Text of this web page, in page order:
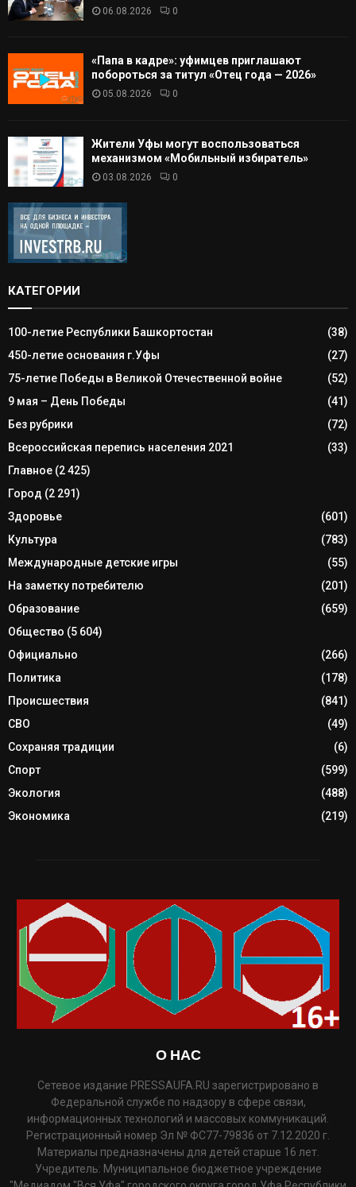
06.08.2026 0
«Папа в кадре»: уфимцев приглашают
побороться за титул «Отец года — 2026»
05.08.2026 0
Жители Уфы могут воспользоваться
механизмом «Мобильный избиратель»
03.08.2026 0
КАТЕГОРИИ
100-летие Республики Башкортостан
(38)
450-летие основания г.Уфы
(27)
75-летие Победы в Великой Отечественной войне
(52)
9 мая – День Победы
(41)
Без рубрики
(72)
Всероссийская перепись населения 2021
(33)
Главное (2 425)
Город (2 291)
Здоровье
(601)
Культура
(783)
Международные детские игры
(55)
На заметку потребителю
(201)
Образование
(659)
Общество (5 604)
Официально
(266)
Политика
(178)
Происшествия
(841)
СВО
(49)
Сохраняя традиции
(6)
Спорт
(599)
Экология
(488)
Экономика
(219)
О НАС
Сетевое издание PRESSAUFA.RU зарегистрировано в
Федеральной службе по надзору в сфере связи,
информационных технологий и массовых коммуникаций.
Регистрационный номер Эл № ФС77-79836 от 7.12.2020 г.
Материалы предназначены для детей старше 16 лет.
Учредитель: Муниципальное бюджетное учреждение